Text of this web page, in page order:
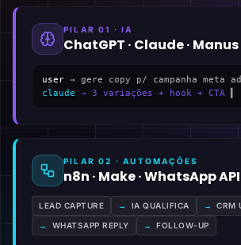
PILAR 01 · IA
ChatGPT · Claude · Manus
user → gere copy p/ campanha meta
claude → 3 variações + hook + CTA
PILAR 02 · AUTOMAÇÕES
n8n · Make · WhatsApp API
LEAD CAPTURE → IA QUALIFICA → CRM
→ WHATSAPP REPLY → FOLLOW-UP